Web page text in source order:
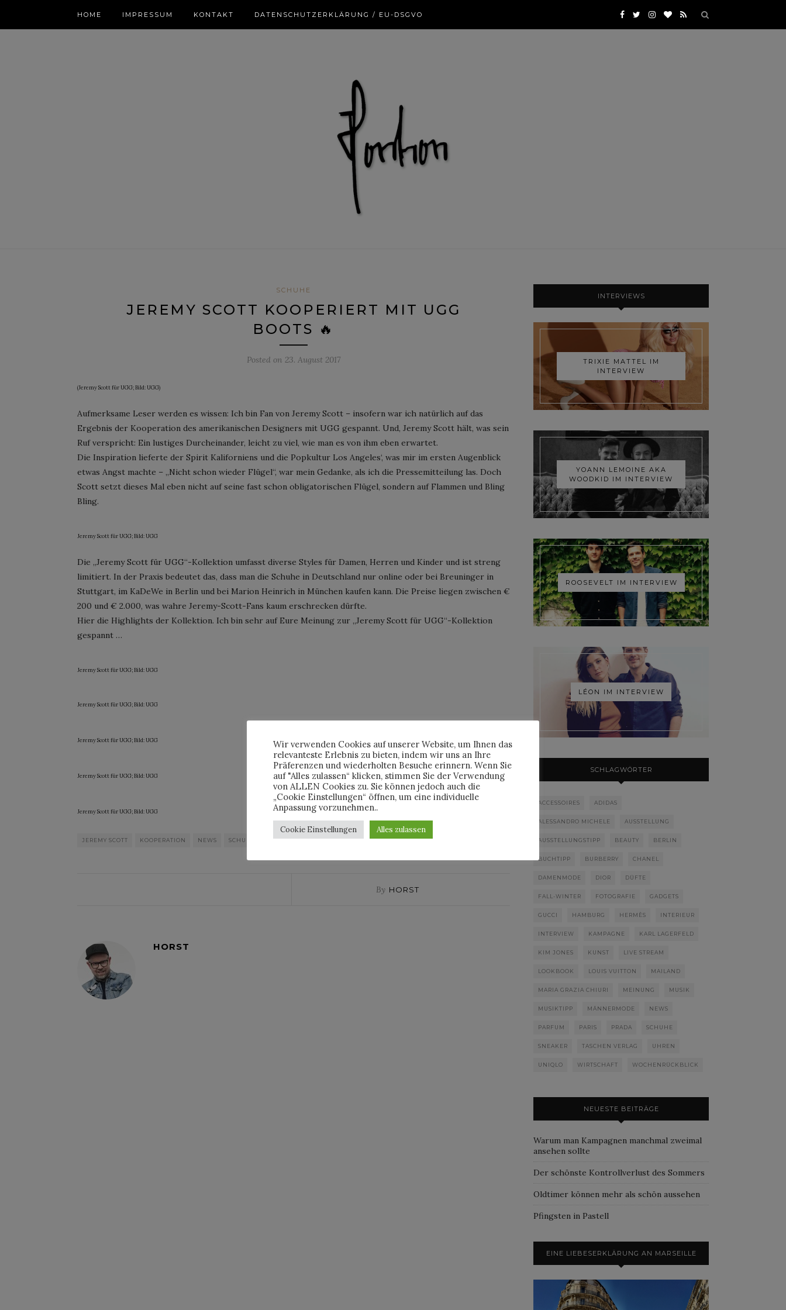
HOME IMPRESSUM KONTAKT DATENSCHUTZERKLÄRUNG / EU-DSGVO
SCHUHE
JEREMY SCOTT KOOPERIERT MIT UGG
BOOTS 🔥
Posted on 23. August 2017
(Jeremy Scott für UGG; Bild: UGG)
Aufmerksame Leser werden es wissen: Ich bin Fan von Jeremy Scott – insofern war ich natürlich auf das
Ergebnis der Kooperation des amerikanischen Designers mit UGG gespannt. Und, Jeremy Scott hält, was sein
Ruf verspricht: Ein lustiges Durcheinander, leicht zu viel, wie man es von ihm eben erwartet.
Die Inspiration lieferte der Spirit Kaliforniens und die Popkultur Los Angeles‘, was mir im ersten Augenblick
etwas Angst machte – „Nicht schon wieder Flügel“, war mein Gedanke, als ich die Pressemitteilung las. Doch
Scott setzt dieses Mal eben nicht auf seine fast schon obligatorischen Flügel, sondern auf Flammen und Bling
Bling.
Jeremy Scott für UGG; Bild: UGG
Die „Jeremy Scott für UGG“-Kollektion umfasst diverse Styles für Damen, Herren und Kinder und ist streng
limitiert. In der Praxis bedeutet das, dass man die Schuhe in Deutschland nur online oder bei Breuninger in
Stuttgart, im KaDeWe in Berlin und bei Marion Heinrich in München kaufen kann. Die Preise liegen zwischen €
200 und € 2.000, was wahre Jeremy-Scott-Fans kaum erschrecken dürfte.
Hier die Highlights der Kollektion. Ich bin sehr auf Eure Meinung zur „Jeremy Scott für UGG“-Kollektion
gespannt …
Jeremy Scott für UGG; Bild: UGG
Jeremy Scott für UGG; Bild: UGG
Jeremy Scott für UGG; Bild: UGG
Jeremy Scott für UGG; Bild: UGG
Jeremy Scott für UGG; Bild: UGG
JEREMY SCOTT KOOPERATION NEWS SCHUHE UGG
By HORST
HORST
INTERVIEWS
TRIXIE MATTEL IM
INTERVIEW
YOANN LEMOINE AKA
WOODKID IM INTERVIEW
ROOSEVELT IM INTERVIEW
LÉON IM INTERVIEW
SCHLAGWÖRTER
ACCESSOIRES ADIDAS
ALESSANDRO MICHELE AUSSTELLUNG
AUSSTELLUNGSTIPP BEAUTY BERLIN
BUCHTIPP BURBERRY CHANEL
DAMENMODE DIOR DÜFTE
FALL-WINTER FOTOGRAFIE GADGETS
GUCCI HAMBURG HERMÈS INTERIEUR
INTERVIEW KAMPAGNE KARL LAGERFELD
KIM JONES KUNST LIVE STREAM
LOOKBOOK LOUIS VUITTON MAILAND
MARIA GRAZIA CHIURI MEINUNG MUSIK
MUSIKTIPP MÄNNERMODE NEWS
PARFUM PARIS PRADA SCHUHE
SNEAKER TASCHEN VERLAG UHREN
UNIQLO WIRTSCHAFT WOCHENRÜCKBLICK
NEUESTE BEITRÄGE
Warum man Kampagnen manchmal zweimal
ansehen sollte
Der schönste Kontrollverlust des Sommers
Oldtimer können mehr als schön aussehen
Pfingsten in Pastell
EINE LIEBESERKLÄRUNG AN MARSEILLE
Wir verwenden Cookies auf unserer Website, um Ihnen das
relevanteste Erlebnis zu bieten, indem wir uns an Ihre
Präferenzen und wiederholten Besuche erinnern. Wenn Sie
auf "Alles zulassen“ klicken, stimmen Sie der Verwendung
von ALLEN Cookies zu. Sie können jedoch auch die
„Cookie Einstellungen“ öffnen, um eine individuelle
Anpassung vorzunehmen..
Cookie Einstellungen Alles zulassen